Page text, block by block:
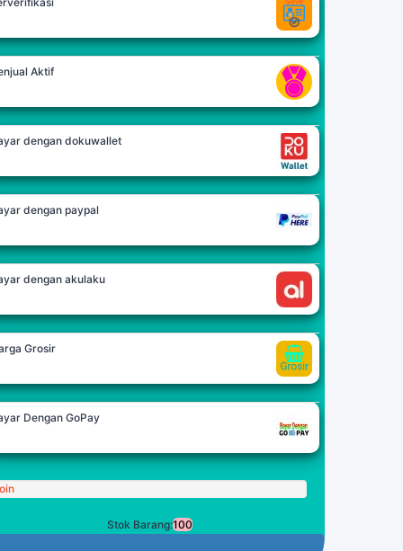
Aktif
dengan dokuwallet
dengan paypal
dengan akulaku
Grosir
Dengan GoPay
Stok Barang:100